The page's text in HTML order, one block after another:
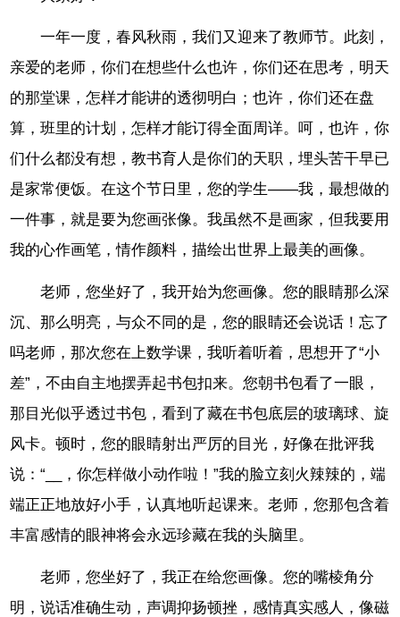
一年一度，春风秋雨，我们又迎来了教师节。此刻，
亲爱的老师，你们在想些什么也许，你们还在思考，明天
的那堂课，怎样才能讲的透彻明白；也许，你们还在盘
算，班里的计划，怎样才能订得全面周详。呵，也许，你
们什么都没有想，教书育人是你们的天职，埋头苦干早已
是家常便饭。在这个节日里，您的学生——我，最想做的
一件事，就是要为您画张像。我虽然不是画家，但我要用
我的心作画笔，情作颜料，描绘出世界上最美的画像。
老师，您坐好了，我开始为您画像。您的眼睛那么深
沉、那么明亮，与众不同的是，您的眼睛还会说话！忘了
吗老师，那次您在上数学课，我听着听着，思想开了“小
差”，不由自主地摆弄起书包扣来。您朝书包看了一眼，
那目光似乎透过书包，看到了藏在书包底层的玻璃球、旋
风卡。顿时，您的眼睛射出严厉的目光，好像在批评我
说：“__，你怎样做小动作啦！”我的脸立刻火辣辣的，端
端正正地放好小手，认真地听起课来。老师，您那包含着
丰富感情的眼神将会永远珍藏在我的头脑里。
老师，您坐好了，我正在给您画像。您的嘴棱角分
明，说话准确生动，声调抑扬顿挫，感情真实感人，像磁